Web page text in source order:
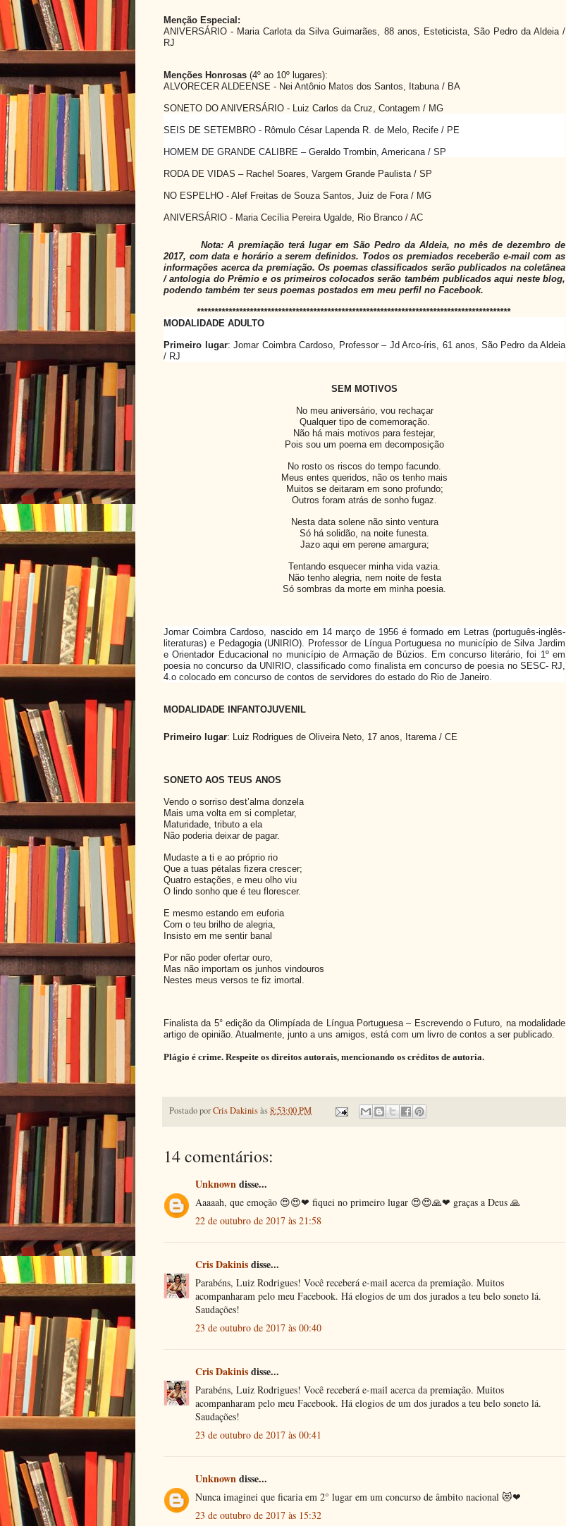
Menção Especial:
ANIVERSÁRIO - Maria Carlota da Silva Guimarães, 88 anos, Esteticista, São Pedro da Aldeia /
RJ
Menções Honrosas (4º ao 10º lugares):
ALVORECER ALDEENSE - Nei Antônio Matos dos Santos, Itabuna / BA
SONETO DO ANIVERSÁRIO - Luiz Carlos da Cruz, Contagem / MG
SEIS DE SETEMBRO - Rômulo César Lapenda R. de Melo, Recife / PE
HOMEM DE GRANDE CALIBRE – Geraldo Trombin, Americana / SP
RODA DE VIDAS – Rachel Soares, Vargem Grande Paulista / SP
NO ESPELHO - Alef Freitas de Souza Santos, Juiz de Fora / MG
ANIVERSÁRIO - Maria Cecília Pereira Ugalde, Rio Branco / AC
Nota: A premiação terá lugar em São Pedro da Aldeia, no mês de dezembro de
2017, com data e horário a serem definidos. Todos os premiados receberão e-mail com as
informações acerca da premiação. Os poemas classificados serão publicados na coletânea
/ antologia do Prêmio e os primeiros colocados serão também publicados aqui neste blog,
podendo também ter seus poemas postados em meu perfil no Facebook.
*****************************************************************************************
MODALIDADE ADULTO
Primeiro lugar: Jomar Coimbra Cardoso, Professor – Jd Arco-íris, 61 anos, São Pedro da Aldeia
/ RJ
SEM MOTIVOS
No meu aniversário, vou rechaçar
Qualquer tipo de comemoração.
Não há mais motivos para festejar,
Pois sou um poema em decomposição
No rosto os riscos do tempo facundo.
Meus entes queridos, não os tenho mais
Muitos se deitaram em sono profundo;
Outros foram atrás de sonho fugaz.
Nesta data solene não sinto ventura
Só há solidão, na noite funesta.
Jazo aqui em perene amargura;
Tentando esquecer minha vida vazia.
Não tenho alegria, nem noite de festa
Só sombras da morte em minha poesia.
Jomar Coimbra Cardoso, nascido em 14 março de 1956 é formado em Letras (português-inglês-
literaturas) e Pedagogia (UNIRIO). Professor de Língua Portuguesa no município de Silva Jardim
e Orientador Educacional no município de Armação de Búzios. Em concurso literário, foi 1º em
poesia no concurso da UNIRIO, classificado como finalista em concurso de poesia no SESC- RJ,
4.o colocado em concurso de contos de servidores do estado do Rio de Janeiro.
MODALIDADE INFANTOJUVENIL
Primeiro lugar: Luiz Rodrigues de Oliveira Neto, 17 anos, Itarema / CE
SONETO AOS TEUS ANOS
Vendo o sorriso dest’alma donzela
Mais uma volta em si completar,
Maturidade, tributo a ela
Não poderia deixar de pagar.
Mudaste a ti e ao próprio rio
Que a tuas pétalas fizera crescer;
Quatro estações, e meu olho viu
O lindo sonho que é teu florescer.
E mesmo estando em euforia
Com o teu brilho de alegria,
Insisto em me sentir banal
Por não poder ofertar ouro,
Mas não importam os junhos vindouros
Nestes meus versos te fiz imortal.
Finalista da 5° edição da Olimpíada de Língua Portuguesa – Escrevendo o Futuro, na modalidade
artigo de opinião. Atualmente, junto a uns amigos, está com um livro de contos a ser publicado.
Plágio é crime. Respeite os direitos autorais, mencionando os créditos de autoria.
Postado porCris Dakinisàs8:53:00 PM
14 comentários:
Unknowndisse...
Aaaaah, que emoção 😍😍❤ fiquei no primeiro lugar 😍😍🙏❤ graças a Deus 🙏
22 de outubro de 2017 às 21:58
Cris Dakinisdisse...
Parabéns, Luiz Rodrigues! Você receberá e-mail acerca da premiação. Muitos
acompanharam pelo meu Facebook. Há elogios de um dos jurados a teu belo soneto lá.
Saudações!
23 de outubro de 2017 às 00:40
Cris Dakinisdisse...
Parabéns, Luiz Rodrigues! Você receberá e-mail acerca da premiação. Muitos
acompanharam pelo meu Facebook. Há elogios de um dos jurados a teu belo soneto lá.
Saudações!
23 de outubro de 2017 às 00:41
Unknowndisse...
Nunca imaginei que ficaria em 2° lugar em um concurso de âmbito nacional 😻❤
23 de outubro de 2017 às 15:32